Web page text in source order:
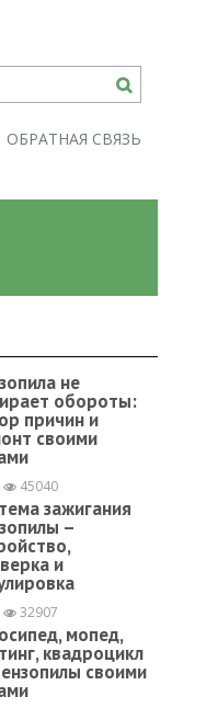
ОБРАТНАЯ СВЯЗЬ
не
обороты:
причин и
своими
45040
зажигания
–
и
32907
мопед,
квадроцикл
своими